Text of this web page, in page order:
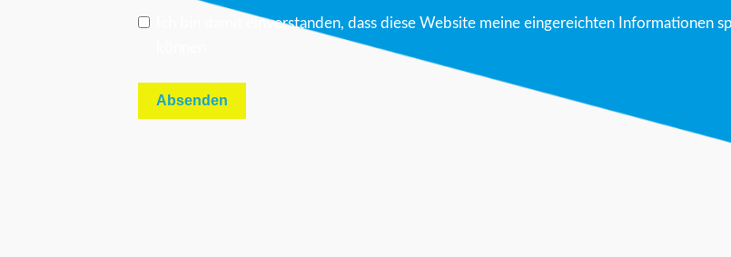
Ich bin damit einverstanden, dass diese Website meine eingereichten Informationen
Absenden